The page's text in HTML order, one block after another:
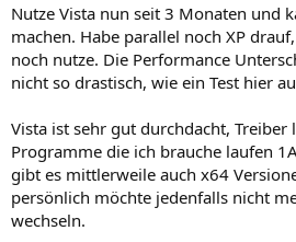
Nutze Vista nun seit 3 Monaten und
machen. Habe parallel noch XP
noch nutze. Die Performance
nicht so drastisch, wie ein Test hier
Vista ist sehr gut durchdacht, Treiber
Programme die ich brauche laufen
gibt es mittlerweile auch x64
persönlich möchte jedenfalls nicht
wechseln.